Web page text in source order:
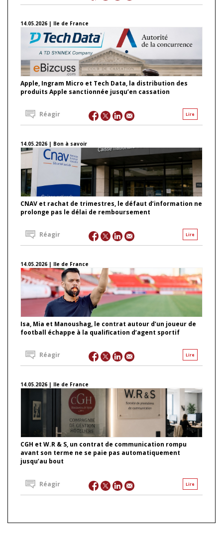
14.05.2026 | Ile de France
Apple, Ingram Micro et Tech Data, la distribution des
produits Apple sanctionnée jusqu’en cassation
Lire
Réagir
14.05.2026 | Bon à savoir
CNAV et rachat de trimestres, le défaut d’information ne
prolonge pas le délai de remboursement
Lire
Réagir
14.05.2026 | Ile de France
Isa, Mia et Manoushag, le contrat autour d’un joueur de
football échappe à la qualification d’agent sportif
Lire
Réagir
14.05.2026 | Ile de France
CGH et W.R & S, un contrat de communication rompu
avant son terme ne se paie pas automatiquement
jusqu’au bout
Lire
Réagir